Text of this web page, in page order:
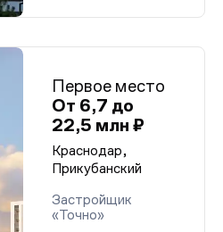
Первое место
От 6,7 до
22,5 млн ₽
Краснодар,
Прикубанский
Застройщик
«Точно»